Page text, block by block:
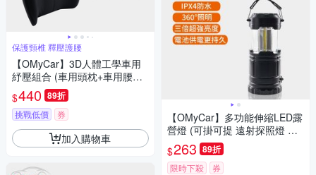
保護頸椎 釋壓護腰
【OMyCar】3D人體工學車用
紓壓組合 (車用頭枕+車用腰靠
枕)
$440 89折
挑戰低價 券
加入購物車
【OMyCar】多功能伸縮LED露
營燈 (可掛可提 遠射探照燈 照
明燈 工作燈 營燈 燈具 照明設
備)
$263 89折
限時下殺 券